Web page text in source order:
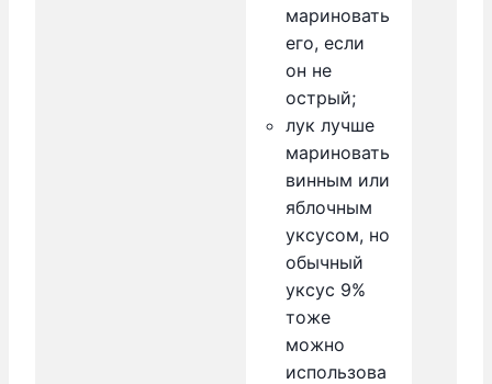
мариновать
его, если
он не
острый;
лук лучше
мариновать
винным или
яблочным
уксусом, но
обычный
уксус 9%
тоже
можно
использова